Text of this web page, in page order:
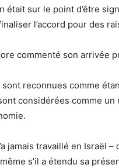
était sur le point d’être
l’accord pour des
commenté son arrivée
reconnues comme
considérées comme
jamais travaillé en Israël
s’il a étendu sa